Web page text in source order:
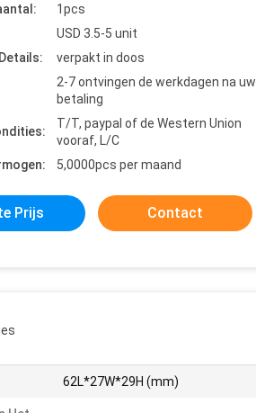
1pcs
USD 3.5-5 unit
verpakt in doos
2-7 ontvingen de werkdagen na uw
betaling
T/T, paypal of de Western Union
vooraf, L/C
5,0000pcs per maand
Prijs Contact
62L*27W*29H (mm)